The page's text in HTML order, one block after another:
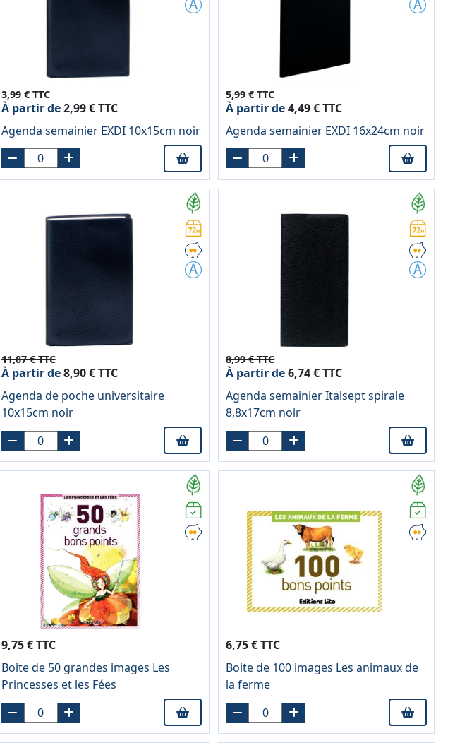
3,99 € TTC
À partir de2,99 € TTC
Agenda semainier EXDI 10x15cm noir
5,99 € TTC
À partir de4,49 € TTC
Agenda semainier EXDI 16x24cm noir
11,87 € TTC
À partir de8,90 € TTC
Agenda de poche universitaire
10x15cm noir
8,99 € TTC
À partir de6,74 € TTC
Agenda semainier Italsept spirale
8,8x17cm noir
9,75 € TTC
Boite de 50 grandes images Les
Princesses et les Fées
6,75 € TTC
Boite de 100 images Les animaux de
la ferme